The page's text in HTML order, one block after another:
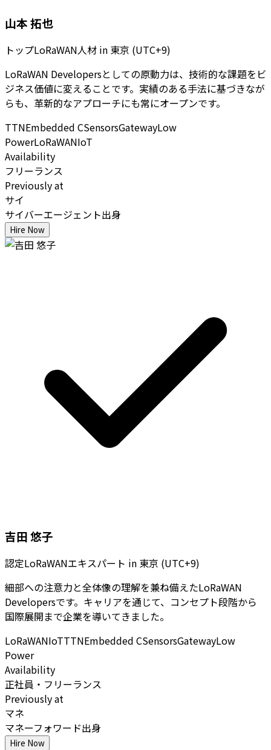
山本 拓也
トップLoRaWAN人材 in 東京 (UTC+9)
LoRaWAN Developersとしての原動力は、技術的な課題をビ
ジネス価値に変えることです。実績のある手法に基づきなが
らも、革新的なアプローチにも常にオープンです。
TTNEmbedded CSensorsGatewayLow
PowerLoRaWANIoT
Availability
フリーランス
Previously at
サイ
サイバーエージェント出身
Hire Now
吉田 悠子
認定LoRaWANエキスパート in 東京 (UTC+9)
細部への注意力と全体像の理解を兼ね備えたLoRaWAN
Developersです。キャリアを通じて、コンセプト段階から
国際展開まで企業を導いてきました。
LoRaWANIoTTTNEmbedded CSensorsGatewayLow
Power
Availability
正社員・フリーランス
Previously at
マネ
マネーフォワード出身
Hire Now